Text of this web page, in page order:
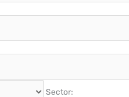
Sector: